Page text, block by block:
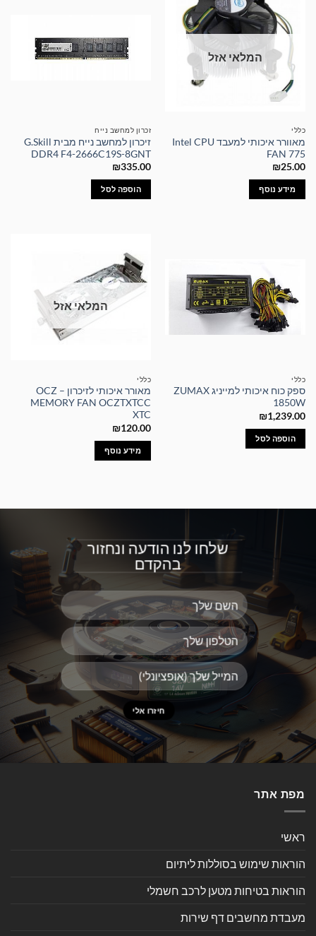
המלאי אזל
כללי
מאוורר איכותי למעבד Intel CPU
FAN 775
₪25.00
מידע נוסף
זכרון למחשב נייח
זיכרון למחשב נייח מבית G.Skill
DDR4 F4-2666C19S-8GNT
₪335.00
הוספה לסל
כללי
ספק כוח איכותי למייניג ZUMAX
1850W
₪1,239.00
הוספה לסל
המלאי אזל
כללי
מאורר איכותי לזיכרון – OCZ
MEMORY FAN OCZTXTCC
XTC
₪120.00
מידע נוסף
שלחו לנו הודעה ונחזור
בהקדם
מפת אתר
ראשי
הוראות שימוש בסוללות ליתיום
הוראות בטיחות מטען לרכב חשמלי
מעבדת מחשבים דף שירות